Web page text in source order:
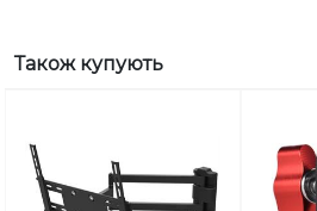
Також купують